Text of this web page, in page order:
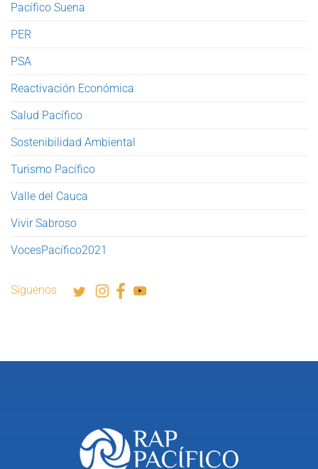
Pacífico Suena
PER
PSA
Reactivación Económica
Salud Pacífico
Sostenibilidad Ambiental
Turismo Pacífico
Valle del Cauca
Vivir Sabroso
VocesPacífico2021
Síguenos